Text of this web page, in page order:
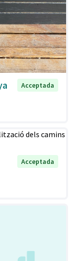
Acceptada
Acceptada